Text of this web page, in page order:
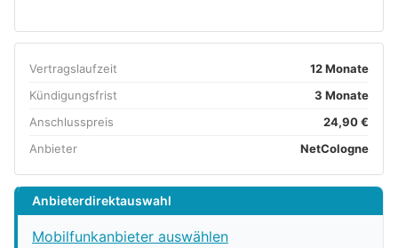
Vertragslaufzeit
12 Monate
Kündigungsfrist
3 Monate
Anschlusspreis
24,90 €
Anbieter
NetCologne
Anbieterdirektauswahl
Mobilfunkanbieter auswählen